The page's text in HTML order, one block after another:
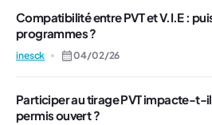
Compatibilité entre PVT et V.I.E :
programmes ?
inesck 04/02/26
Participer au tirage PVT impacte-t-
permis ouvert ?